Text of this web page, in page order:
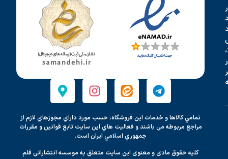
تمامي كالاها و خدمات اين فروشگاه، حسب مورد داراي مجوزهاي لازم از
مراجع مربوطه می باشند و فعاليت هاي اين سايت تابع قوانين و مقررات
جمهوري اسلامي ايران است.
کلیه حقوق مادی و معنوی این سایت متعلق به موسسه انتشاراتی قلم